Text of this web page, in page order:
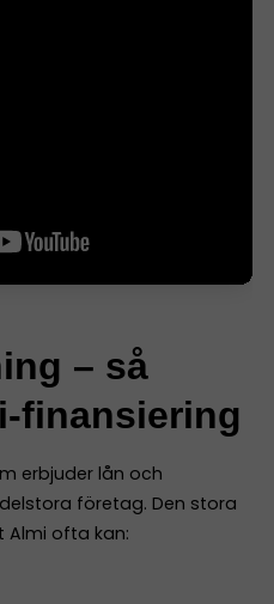
– så
finansiering
erbjuder lån och
företag. Den stora
Almi ofta kan: